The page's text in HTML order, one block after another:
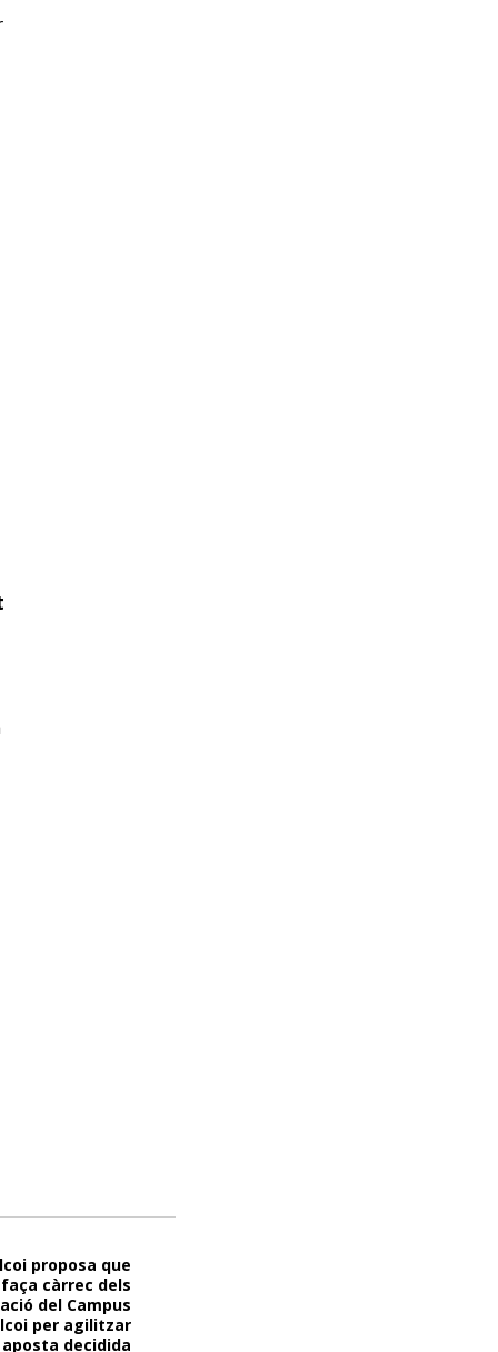
proposa que
càrrec dels
del Campus
per agilitzar
decidida